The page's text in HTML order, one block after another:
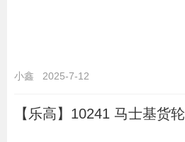
小鑫 2025-7-12
【乐高】10241 马士基货轮